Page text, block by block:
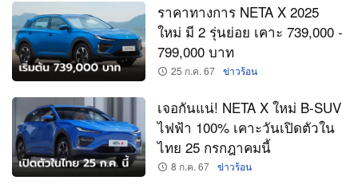
ราคาทางการ NETA X 2025
ใหม่ มี 2 รุ่นย่อย เคาะ 739,000 -
799,000 บาท
25 ก.ค. 67 ข่าวร้อน
เจอกันแน่! NETA X ใหม่ B-SUV
ไฟฟ้า 100% เคาะวันเปิดตัวใน
ไทย 25 กรกฎาคมนี้
8 ก.ค. 67 ข่าวร้อน